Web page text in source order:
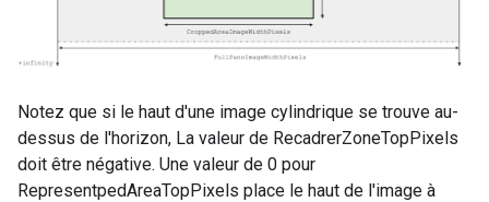
Notez que si le haut d'une image cylindrique se trouve au-
dessus de l'horizon, La valeur de RecadrerZoneTopPixels
doit être négative. Une valeur de 0 pour
RepresentpedAreaTopPixels place le haut de l'image à